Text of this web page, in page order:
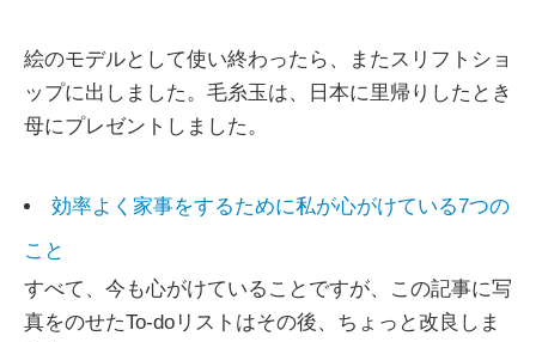
絵のモデルとして使い終わったら、またスリフトショ
ップに出しました。毛糸玉は、日本に里帰りしたとき
母にプレゼントしました。
効率よく家事をするために私が心がけている7つの
こと
すべて、今も心がけていることですが、この記事に写
真をのせたTo-doリストはその後、ちょっと改良しま